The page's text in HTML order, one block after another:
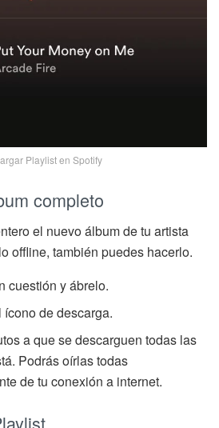
Playlist en Spotify
completo
el nuevo álbum de tu artista
offline, también puedes hacerlo.
cuestión y ábrelo.
de descarga.
a que se descarguen todas las
Podrás oírlas todas
de tu conexión a internet.